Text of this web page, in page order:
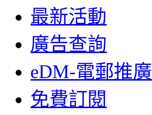
最新活動
廣告查詢
eDM-電郵推廣
免費訂閱